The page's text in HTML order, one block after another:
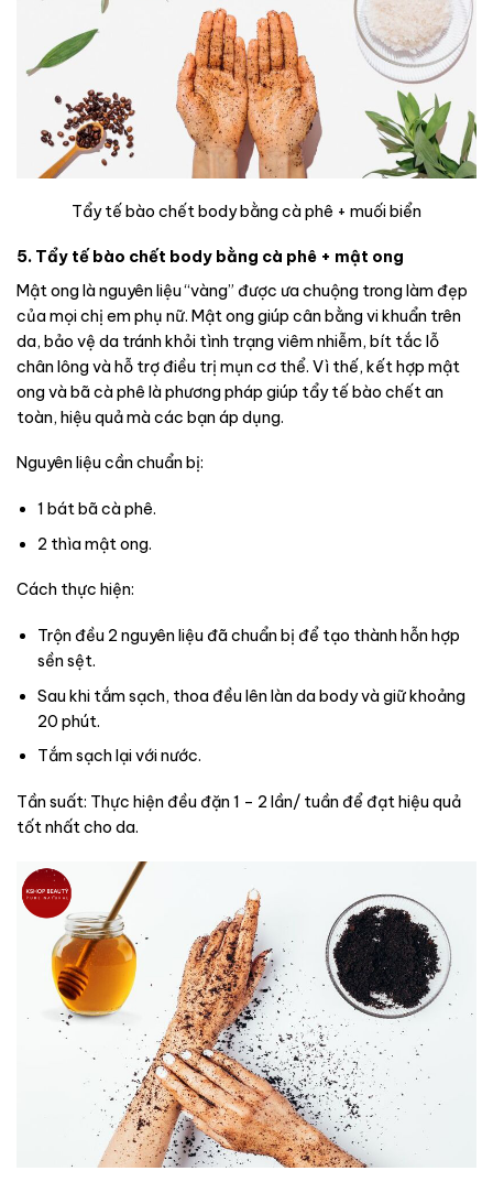
Tẩy tế bào chết body bằng cà phê + muối biển
5. Tẩy tế bào chết body bằng cà phê + mật ong
Mật ong là nguyên liệu “vàng” được ưa chuộng trong làm đẹp
của mọi chị em phụ nữ. Mật ong giúp cân bằng vi khuẩn trên
da, bảo vệ da tránh khỏi tình trạng viêm nhiễm, bít tắc lỗ
chân lông và hỗ trợ điều trị mụn cơ thể. Vì thế, kết hợp mật
ong và bã cà phê là phương pháp giúp tẩy tế bào chết an
toàn, hiệu quả mà các bạn áp dụng.
Nguyên liệu cần chuẩn bị:
1 bát bã cà phê.
2 thìa mật ong.
Cách thực hiện:
Trộn đều 2 nguyên liệu đã chuẩn bị để tạo thành hỗn hợp
sền sệt.
Sau khi tắm sạch, thoa đều lên làn da body và giữ khoảng
20 phút.
Tắm sạch lại với nước.
Tần suất: Thực hiện đều đặn 1 – 2 lần/ tuần để đạt hiệu quả
tốt nhất cho da.